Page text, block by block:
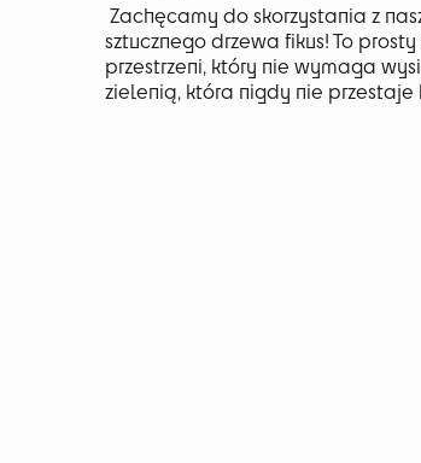
Zachęcamy do skorzystania z
sztucznego drzewa fikus! To
przestrzeni, który nie wymaga
zielenią, która nigdy nie przestaje